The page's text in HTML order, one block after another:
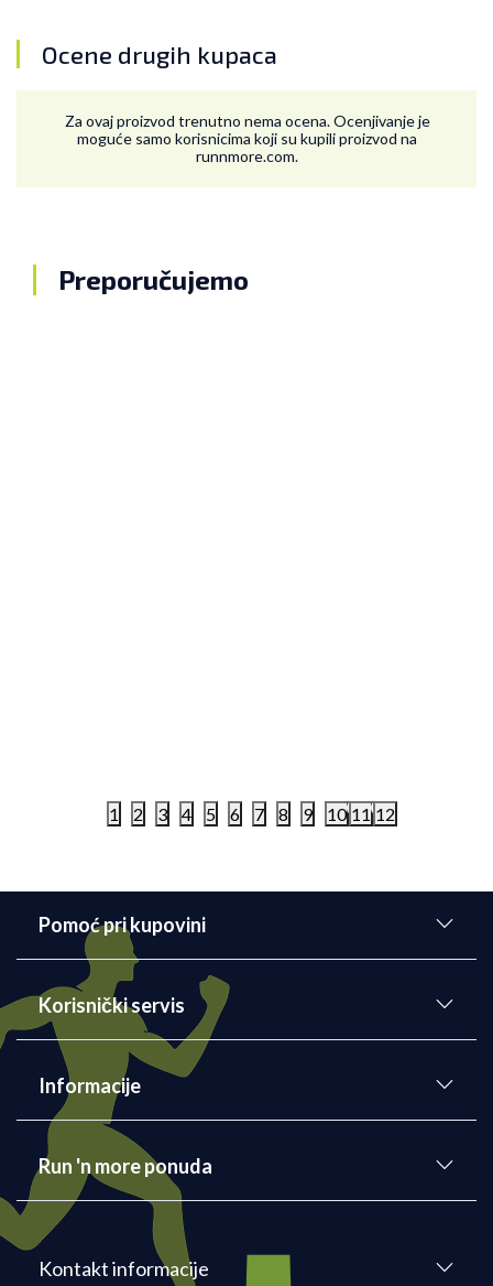
Ocene drugih kupaca
Za ovaj proizvod trenutno nema ocena. Ocenjivanje je
moguće samo korisnicima koji su kupili proizvod na
runnmore.com.
Preporučujemo
1 2 3 4 5 6 7 8 9 10 11 12
Pomoć pri kupovini
Korisnički servis
Informacije
Run 'n more ponuda
Kontakt informacije